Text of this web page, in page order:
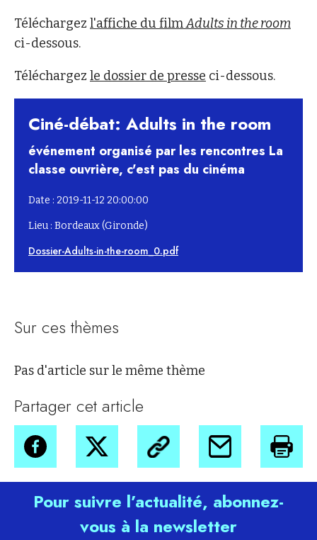
Téléchargez l'affiche du filmAdults in the room
ci-dessous.
Téléchargez le dossier de presse ci-dessous.
Ciné-débat: Adults in the room
événement organisé par les rencontres La
classe ouvrière, c'est pas du cinéma
Date : 2019-11-12 20:00:00
Lieu : Bordeaux (Gironde)
Dossier-Adults-in-the-room_0.pdf
Sur ces thèmes
Pas d'article sur le même thème
Partager cet article
Pour suivre l’actualité, abonnez-
vous à la newsletter